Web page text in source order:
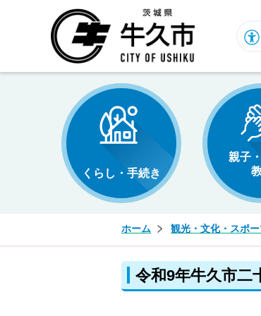
くらし・手続き
親子
ホーム 観光・文化・スポー
令和9年牛久市二